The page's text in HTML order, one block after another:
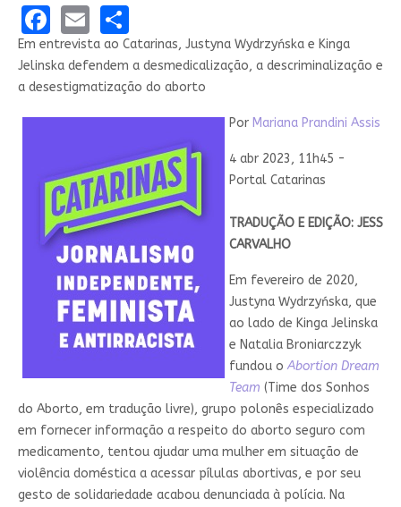
Facebook
EmailShare
Em entrevista ao Catarinas, Justyna Wydrzyńska e Kinga
Jelinska defendem a desmedicalização, a descriminalização e
a desestigmatização do aborto
Por Mariana Prandini Assis
4 abr 2023, 11h45 -
Portal Catarinas
TRADUÇÃO E EDIÇÃO: JESS
CARVALHO
Em fevereiro de 2020,
Justyna Wydrzyńska, que
ao lado de Kinga Jelinska
e Natalia Broniarczzyk
fundou o Abortion Dream
Team (Time dos Sonhos
do Aborto, em tradução livre), grupo polonês especializado
em fornecer informação a respeito do aborto seguro com
medicamento, tentou ajudar uma mulher em situação de
violência doméstica a acessar pílulas abortivas, e por seu
gesto de solidariedade acabou denunciada à polícia. Na